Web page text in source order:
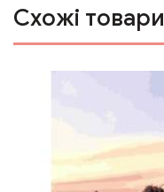
Схожі товари